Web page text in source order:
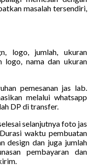
masalah tersendiri,
logo, jumlah, ukuran
logo, nama dan ukuran
pemesanan jas lab.
melalui whatsapp
DP di transfer.
selanjutnya foto jas
waktu pembuatan
design dan juga jumlah
pembayaran dan